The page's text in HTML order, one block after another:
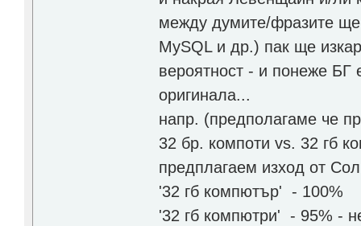
между думите/фразите
MySQL и др.) пак ще
вероятност - и понеже БГ
оригинала...
напр. (предполагаме че
32 бр. компоти vs. 32 гб
предплагаем изход от
'32 гб компютър' - 100%
'32 гб компютри' - 95% -